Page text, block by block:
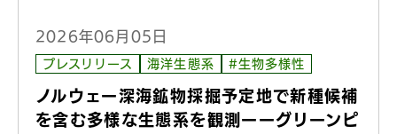
2026年06月05日
プレスリリース 海洋生態系 #生物多様性
ノルウェー深海鉱物採掘予定地で新種候補
を含む多様な生態系を観測ーーグリーンピ